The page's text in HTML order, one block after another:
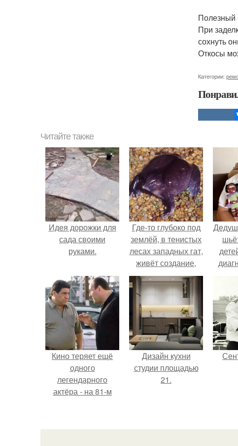
Полезный
При
сохнуть
Откосы
Категории:
Читайте также
Идея дорожки для
сада своими
руками.
Где-то глубоко под
землёй, в тенистых
лесах западных гат,
живёт создание,
которое почти никто
не видит.
Кино теряет ещё
одного
легендарного
актёра - на 81-м
Дизайн кухни
студии площадью
21.